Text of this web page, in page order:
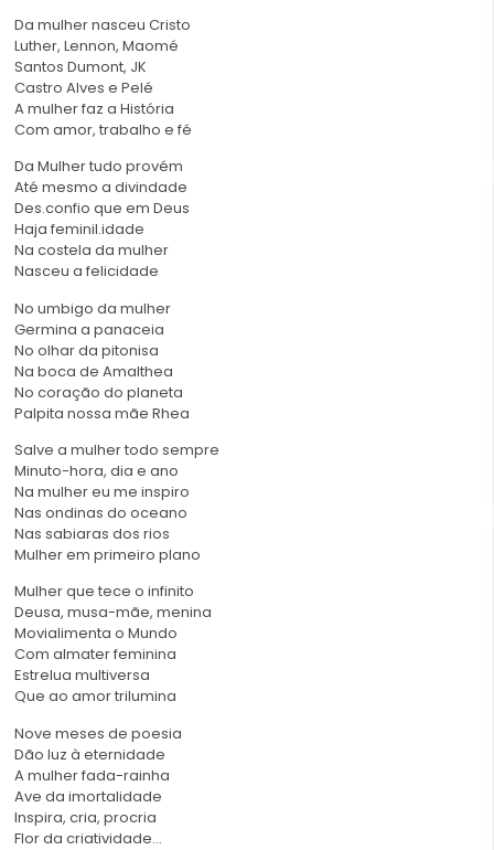
Da mulher nasceu Cristo
Luther, Lennon, Maomé
Santos Dumont, JK
Castro Alves e Pelé
A mulher faz a História
Com amor, trabalho e fé
Da Mulher tudo provém
Até mesmo a divindade
Des.confio que em Deus
Haja feminil.idade
Na costela da mulher
Nasceu a felicidade
No umbigo da mulher
Germina a panaceia
No olhar da pitonisa
Na boca de Amalthea
No coração do planeta
Palpita nossa mãe Rhea
Salve a mulher todo sempre
Minuto-hora, dia e ano
Na mulher eu me inspiro
Nas ondinas do oceano
Nas sabiaras dos rios
Mulher em primeiro plano
Mulher que tece o infinito
Deusa, musa-mãe, menina
Movialimenta o Mundo
Com almater feminina
Estrelua multiversa
Que ao amor trilumina
Nove meses de poesia
Dão luz à eternidade
A mulher fada-rainha
Ave da imortalidade
Inspira, cria, procria
Flor da criatividade…